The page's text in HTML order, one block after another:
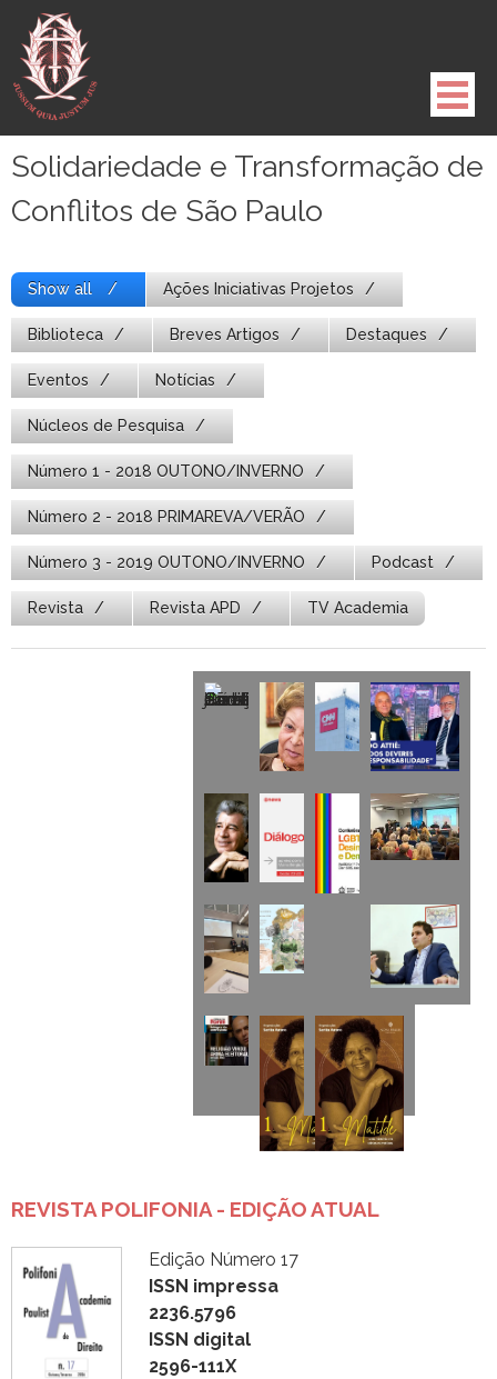
para
conteúdo
Solidariedade e Transformação de
Conflitos de São Paulo
Show all Ações Iniciativas Projetos
Biblioteca Breves Artigos Destaques
Eventos Notícias
Núcleos de Pesquisa
Número 1 - 2018 OUTONO/INVERNO
Número 2 - 2018 PRIMAREVA/VERÃO
Número 3 - 2019 OUTONO/INVERNO Podcast
Revista Revista APD TV Academia
REVISTA POLIFONIA - EDIÇÃO ATUAL
Edição Número 17
ISSN impressa
2236.5796
ISSN digital
2596-111X